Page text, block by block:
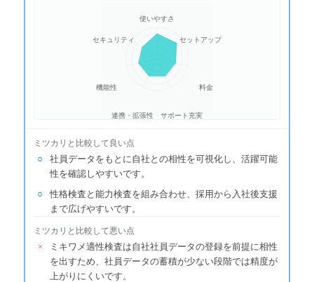
使いやすさ
セットアップ
料金
サポート充実
連携・拡張性
機能性
セキュリティ
ミツカリ と比較して良い点
○
社員データをもとに自社との相性を可視化し、活躍可能
性を確認しやすいです。
○
性格検査と能力検査を組み合わせ、採用から入社後支援
まで広げやすいです。
ミツカリ と比較して悪い点
×
ミキワメ適性検査は自社社員データの登録を前提に相性
を出すため、社員データの蓄積が少ない段階では精度が
上がりにくいです。